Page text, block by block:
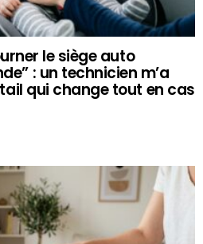
le siège auto
: un technicien m’a
qui change tout en cas